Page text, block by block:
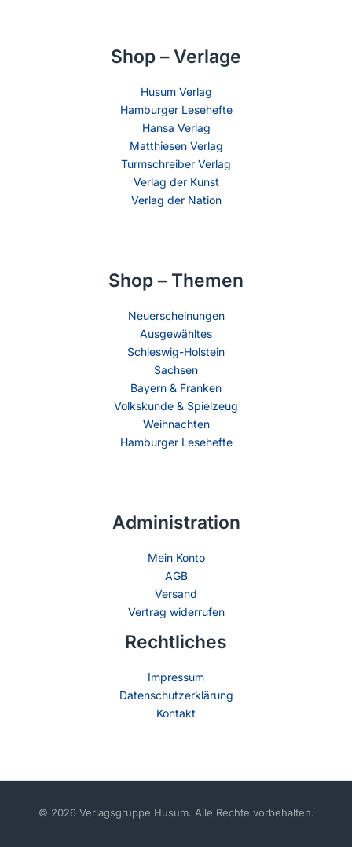
Shop – Verlage
Husum Verlag
Hamburger Lesehefte
Hansa Verlag
Matthiesen Verlag
Turmschreiber Verlag
Verlag der Kunst
Verlag der Nation
Shop – Themen
Neuerscheinungen
Ausgewähltes
Schleswig-Holstein
Sachsen
Bayern & Franken
Volkskunde & Spielzeug
Weihnachten
Hamburger Lesehefte
Administration
Mein Konto
AGB
Versand
Vertrag widerrufen
Rechtliches
Impressum
Datenschutzerklärung
Kontakt
© 2026 Verlagsgruppe Husum. Alle Rechte vorbehalten.